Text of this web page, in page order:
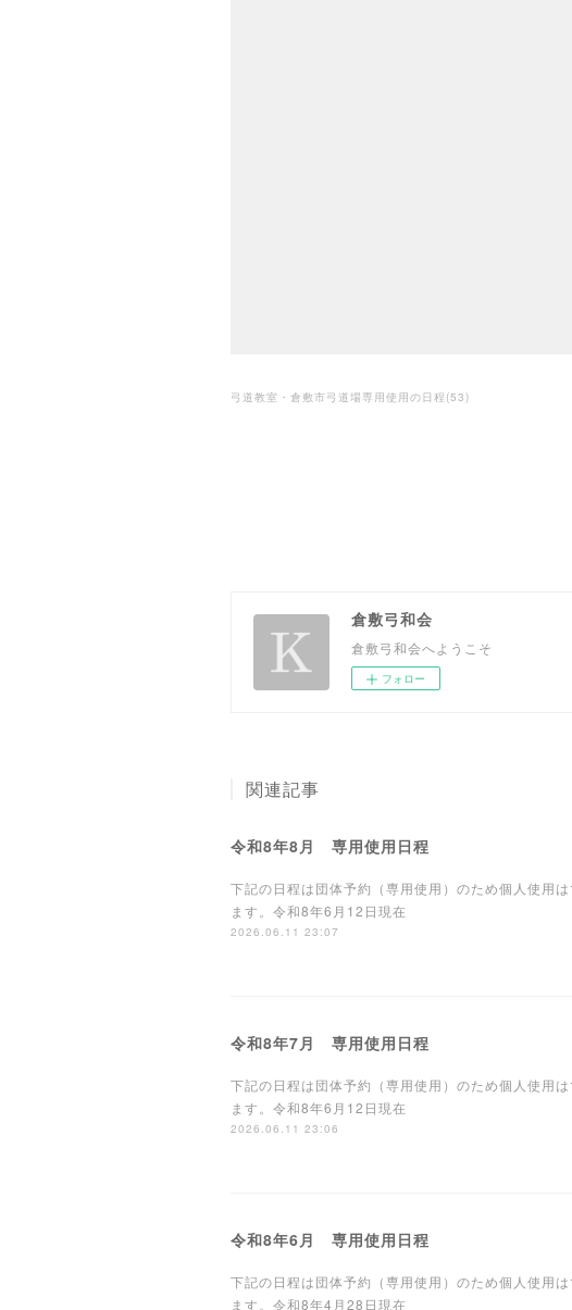
弓道教室・倉敷市弓道場専用使用の日程 (53)
倉敷弓和会
倉敷弓和会へようこそ
フォロー
関連記事
令和8年8月 専用使用日程
下記の日程は団体予約（専用使用）のため個人使用
ます。令和8年6月12日現在
2026.06.11 23:07
令和8年7月 専用使用日程
下記の日程は団体予約（専用使用）のため個人使用
ます。令和8年6月12日現在
2026.06.11 23:06
令和8年6月 専用使用日程
下記の日程は団体予約（専用使用）のため個人使用
ます。令和8年4月28日現在